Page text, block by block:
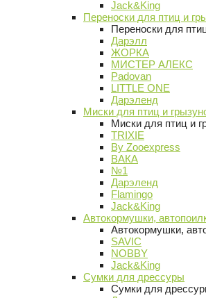
Jack&King
Переноски для птиц и
Переноски для
Дарэлл
ЖОРКА
МИСТЕР АЛЕКС
Padovan
LITTLE ONE
Дарэленд
Миски для птиц и
Миски для птиц и
TRIXIE
By Zooexpress
ВАКА
№1
Дарэленд
Flamingo
Jack&King
Автокормушки,
Автокормушки,
SAVIC
NOBBY
Jack&King
Сумки для дрессуры
Сумки для